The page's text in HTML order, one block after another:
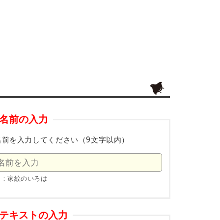
前の入力
を入力してください（9文字以内）
家紋のいろは
キストの入力